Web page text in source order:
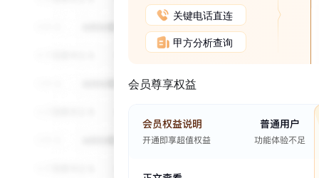
关键电话直连
甲方分析查询
会员尊享权益